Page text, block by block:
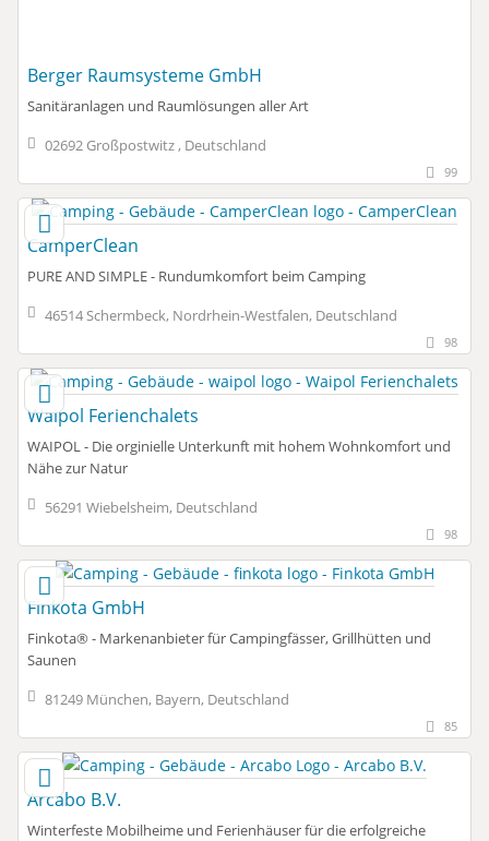
Berger Raumsysteme GmbH
Sanitäranlagen und Raumlösungen aller Art
02692 Großpostwitz , Deutschland
99
CamperClean
PURE AND SIMPLE - Rundumkomfort beim Camping
46514 Schermbeck, Nordrhein-Westfalen, Deutschland
98
Waipol Ferienchalets
WAIPOL - Die orginielle Unterkunft mit hohem Wohnkomfort und
Nähe zur Natur
56291 Wiebelsheim, Deutschland
98
Finkota GmbH
Finkota® - Markenanbieter für Campingfässer, Grillhütten und
Saunen
81249 München, Bayern, Deutschland
85
Arcabo B.V.
Winterfeste Mobilheime und Ferienhäuser für die erfolgreiche